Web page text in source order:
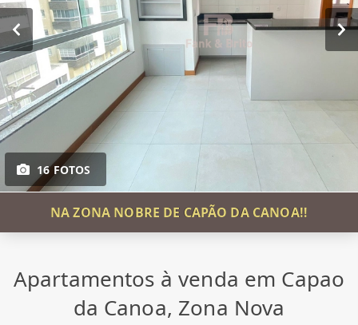
16 FOTOS
NA ZONA NOBRE DE CAPÃO DA CANOA!!
Apartamentos à venda em Capao
da Canoa, Zona Nova